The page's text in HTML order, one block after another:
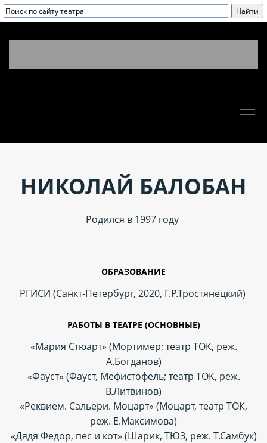
НИКОЛАЙ БАЛОБАН
Родился в 1997 году
ОБРАЗОВАНИЕ
РГИСИ (Санкт-Петербург, 2020, Г.Р.Тростянецкий)
РАБОТЫ В ТЕАТРЕ (ОСНОВНЫЕ)
«Мария Стюарт» (Мортимер; театр ТОК, реж.
А.Богданов)
«Фауст» (Фауст, Мефистофель; театр ТОК, реж.
В.Литвинов)
«Реквием. Сальери. Моцарт» (Моцарт, театр ТОК,
реж. Е.Максимова)
«Дядя Федор, пес и кот» (Шарик, ТЮ3, реж. Т.Самбук)